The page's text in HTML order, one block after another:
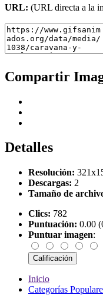
URL: (URL directa a la
Compartir
Detalles
Resolución:
Descargas: 2
Tamaño de
Clics: 782
Puntuación: 0.00
Puntuar imagen:
Inicio
Categorías